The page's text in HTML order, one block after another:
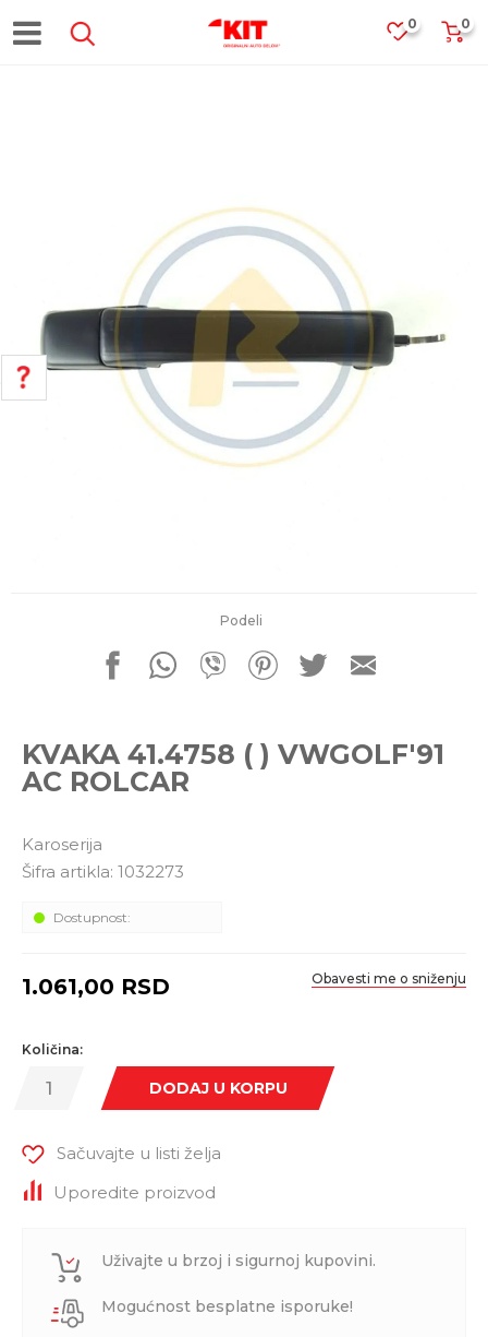
0
0
Podeli
KVAKA 41.4758 ( ) VWGOLF'91
AC ROLCAR
Karoserija
Šifra artikla: 1032273
Dostupnost:
1.061,00 RSD Obavesti me o sniženju
Količina:
DODAJ U KORPU
Sačuvajte u listi želja
Uporedite proizvod
Uživajte u brzoj i sigurnoj kupovini.
Mogućnost besplatne isporuke!
POMOĆ PRI KUPOVINI
Za više informacija, pomoć i
Pišite nam
office@kitcommerce.rs